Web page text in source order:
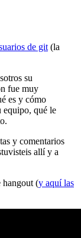
de git (la
su
fue muy
es y cómo
equipo, qué le
y comentarios
allí y a
hangout (y aquí las